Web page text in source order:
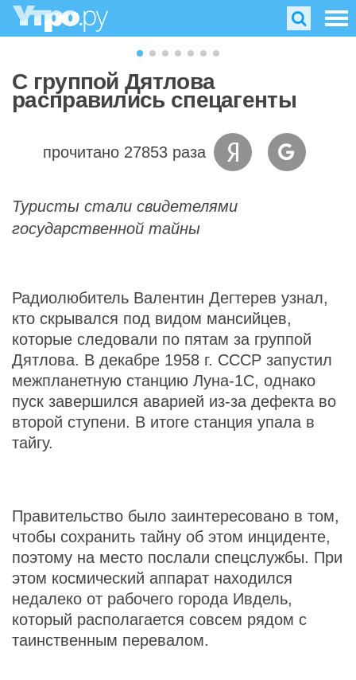
С группой Дятлова
расправились спецагенты
прочитано 27853 раза
Туристы стали свидетелями
государственной тайны
Радиолюбитель Валентин Дегтерев узнал,
кто скрывался под видом мансийцев,
которые следовали по пятам за группой
Дятлова. В декабре 1958 г. СССР запустил
межпланетную станцию Луна-1С, однако
пуск завершился аварией из-за дефекта во
второй ступени. В итоге станция упала в
тайгу.
Правительство было заинтересовано в том,
чтобы сохранить тайну об этом инциденте,
поэтому на место послали спецслужбы. При
этом космический аппарат находился
недалеко от рабочего города Ивдель,
который располагается совсем рядом с
таинственным перевалом.